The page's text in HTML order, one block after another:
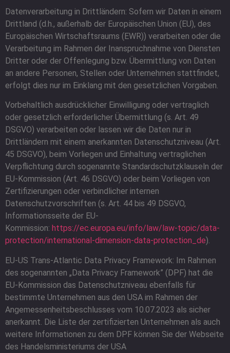
Datenverarbeitung in Drittländern: Sofern wir Daten in einem
Drittland (d.h., außerhalb der Europäischen Union (EU), des
Europäischen Wirtschaftsraums (EWR)) verarbeiten oder die
Verarbeitung im Rahmen der Inanspruchnahme von Diensten
Dritter oder der Offenlegung bzw. Übermittlung von Daten
an andere Personen, Stellen oder Unternehmen stattfindet,
erfolgt dies nur im Einklang mit den gesetzlichen Vorgaben.
Vorbehaltlich ausdrücklicher Einwilligung oder vertraglich
oder gesetzlich erforderlicher Übermittlung (s. Art. 49
DSGVO) verarbeiten oder lassen wir die Daten nur in
Drittländern mit einem anerkannten Datenschutzniveau (Art.
45 DSGVO), beim Vorliegen und Einhaltung vertraglichen
Verpflichtung durch sogenannte Standardschutzklauseln der
EU-Kommission (Art. 46 DSGVO) oder beim Vorliegen von
Zertifizierungen oder verbindlicher internen
Datenschutzvorschriften (s. Art. 44 bis 49 DSGVO,
Informationsseite der EU-
Kommission: https://ec.europa.eu/info/law/law-topic/data-
protection/international-dimension-data-protection_de).
EU-US Trans-Atlantic Data Privacy Framework: Im Rahmen
des sogenannten „Data Privacy Framework” (DPF) hat die
EU-Kommission das Datenschutzniveau ebenfalls für
bestimmte Unternehmen aus den USA im Rahmen der
Angemessenheitsbeschlusses vom 10.07.2023 als sicher
anerkannt. Die Liste der zertifizierten Unternehmen als auch
weitere Informationen zu dem DPF können Sie der Webseite
des Handelsministeriums der USA